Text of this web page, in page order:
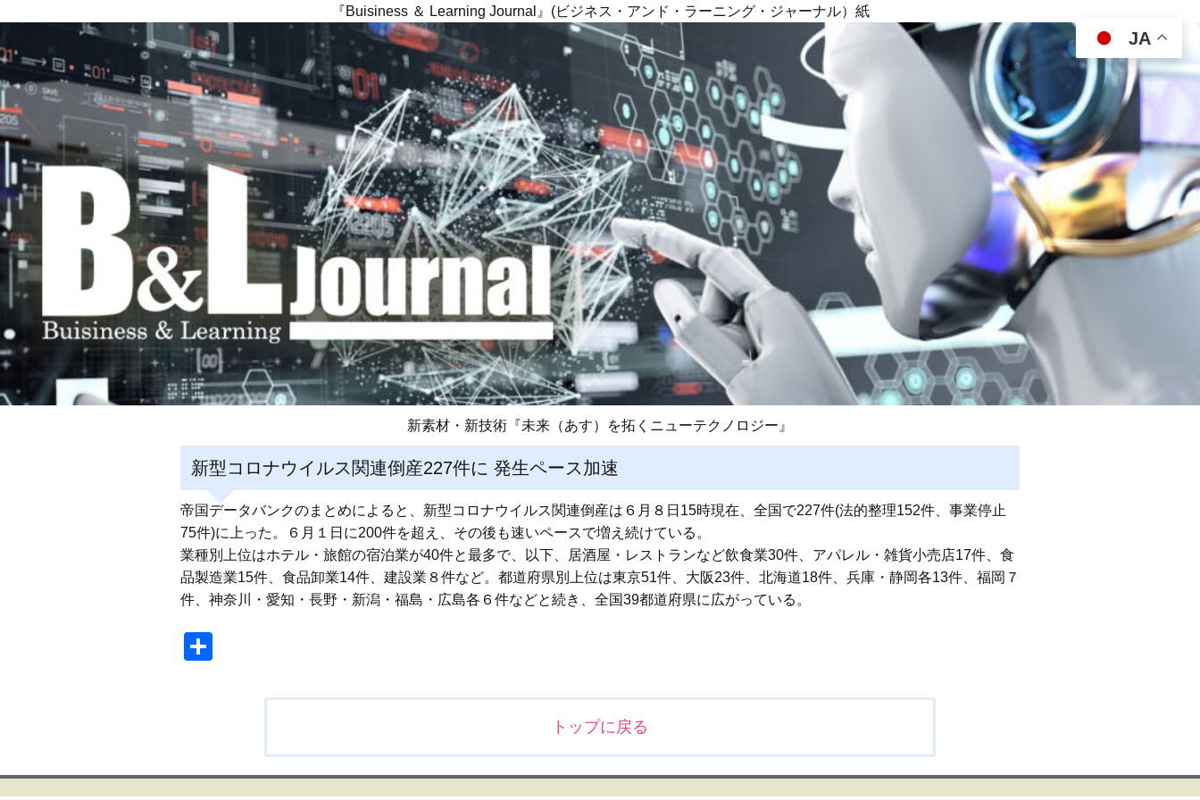
『Buisiness ＆ Learning Journal』(ビジネス・アンド・ラーニング・ジャーナル）紙
新素材・新技術『未来（あす）を拓くニューテクノロジー』
新型コロナウイルス関連倒産227件に 発生ペース加速
帝国データバンクのまとめによると、新型コロナウイルス関連倒産は６月８日15時現在、全国で227件(法的整理152件、事業停止
75件)に上った。６月１日に200件を超え、その後も速いペースで増え続けている。
業種別上位はホテル・旅館の宿泊業が40件と最多で、以下、居酒屋・レストランなど飲食業30件、アパレル・雑貨小売店17件、食
品製造業15件、食品卸業14件、建設業８件など。都道府県別上位は東京51件、大阪23件、北海道18件、兵庫・静岡各13件、福岡７
件、神奈川・愛知・長野・新潟・福島・広島各６件などと続き、全国39都道府県に広がっている。
ビ
トップに戻る
JA